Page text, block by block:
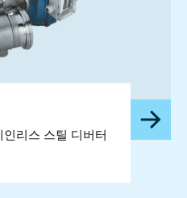
리스 스틸 디버터